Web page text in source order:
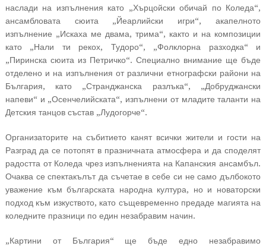
наслади на изпълнения като „Хърцойски обичай по Коледа“,
ансамбловата сюита „Йеарлийски игри“, акапелното
изпълнение „Искаха ме двама, трима“, както и на композиции
като „Нали ти рекох, Тудоро“, „Фолклорна разходка“ и
„Пиринска сюита из Петричко“. Специално внимание ще бъде
отделено и на изпълнения от различни етнографски райони на
България, като „Странджанска разлъка“, „Добруджански
напеви“ и „Осенчелийската“, изпълнени от младите таланти на
Детския танцов състав „Лудогорче“.
Организаторите на събитието канят всички жители и гости на
Разград да се потопят в празничната атмосфера и да споделят
радостта от Коледа чрез изпълненията на Капанския ансамбъл.
Очаква се спектакълът да съчетае в себе си не само дълбокото
уважение към българската народна култура, но и новаторски
подход към изкуството, като същевременно предаде магията на
коледните празници по един незабравим начин.
„Картини от България“ ще бъде едно незабравимо